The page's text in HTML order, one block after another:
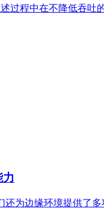
过程中在不降低吞吐
为边缘环境提供了